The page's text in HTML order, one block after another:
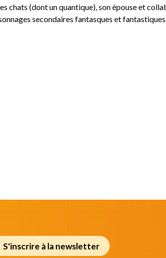
chats (dont un quantique), son épouse et
secondaires fantasques et
S'inscrire à la newsletter